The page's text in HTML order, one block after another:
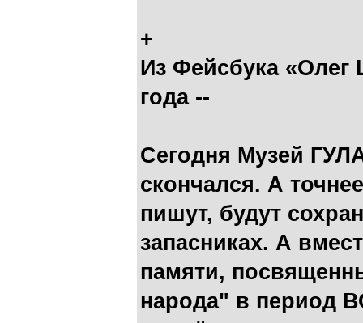
+
Из Фейсбука «Олег
года --
Сегодня Музей
скончался. А
пишут, будут
запасниках. А
памяти,
народа" в период